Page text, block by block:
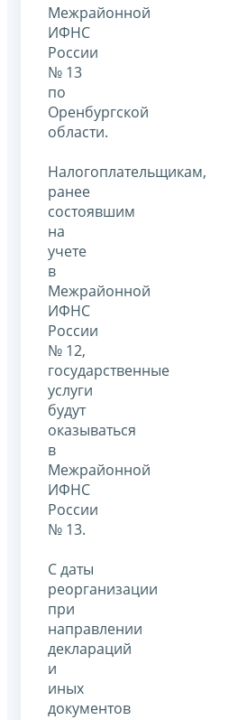
Межрайонной
ИФНС
России
№ 13
по
Оренбургской
области.
Налогоплательщикам,
ранее
состоявшим
на
учете
в
Межрайонной
ИФНС
России
№ 12,
государственные
услуги
будут
оказываться
в
Межрайонной
ИФНС
России
№ 13.
С даты
реорганизации
при
направлении
деклараций
и
иных
документов